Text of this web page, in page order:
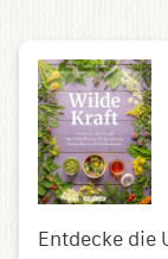
Entdecke